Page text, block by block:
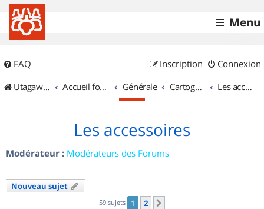
Menu
FAQ Connexion
Inscription
UtagawaVTT (Randos VTT et VTTAE avec traces GPS)
Accueil forum Générale Cartographie et GPS Les accessoires
Les accessoires
Modérateur : Modérateurs des Forums
Nouveau sujet
59 sujets 1 2